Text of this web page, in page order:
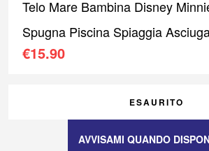
Telo Mare Bambina Disney
Spugna Piscina Spiaggia
€15.90
ESAURITO